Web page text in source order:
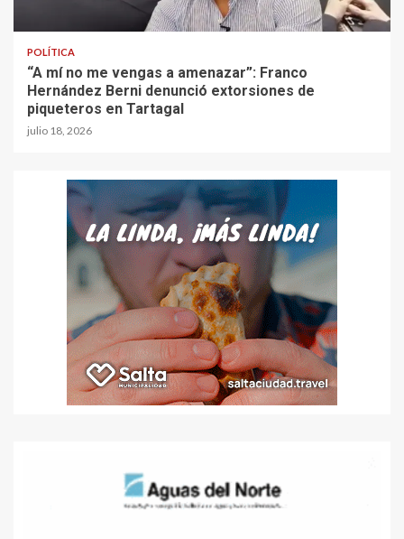
POLÍTICA
“A mí no me vengas a amenazar”: Franco
Hernández Berni denunció extorsiones de
piqueteros en Tartagal
julio 18, 2026